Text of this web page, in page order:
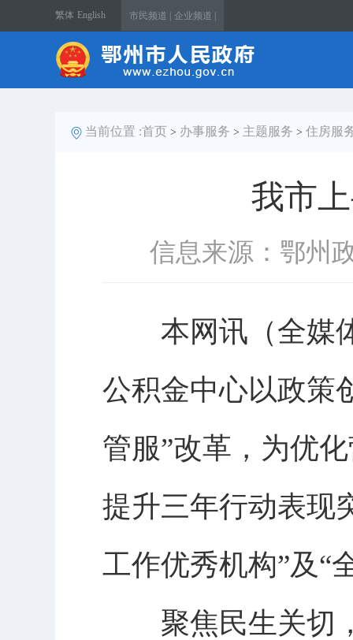
繁体 English 市民频道 | 企业频道 |
当前位置 :首页 > 办事服务 > 主题服务 > 住房服
我市
信息来源：鄂州
本网讯（全媒体
公积金中心以政策
管服”改革，为优
提升三年行动表现
工作优秀机构”及“
聚焦民生关切，